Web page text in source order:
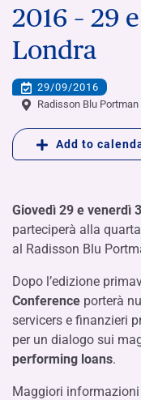
2016 – 29
Londra
29/09/2016
Radisson Blu
Add to
Giovedì 29 e venerdì
parteciperà alla
al Radisson Blu
Dopo l’edizione
Conference porterà
servicers e finanzieri
per un dialogo sui
performing loans.
Maggiori